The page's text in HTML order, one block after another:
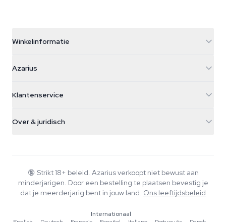
Winkelinformatie
Galvaniweg 11
Nederland
+31(0)204897914
Azarius
Smokeshop
Klantenservice
Retourbeleid
Veelgestelde vragen
Privacybeleid
Over & juridisch
Wiki
Schrijvers
Tools & Calculators
🔞 Strikt 18+ beleid. Azarius verkoopt niet bewust aan
minderjarigen. Door een bestelling te plaatsen bevestig je
dat je meerderjarig bent in jouw land. Ons leeftijdsbeleid
Internationaal